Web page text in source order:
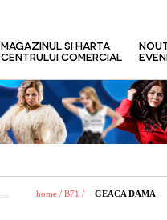
MAGAZINUL SI HARTA
CENTRULUI COMERCIAL
home / B71 / GEACA DAMA